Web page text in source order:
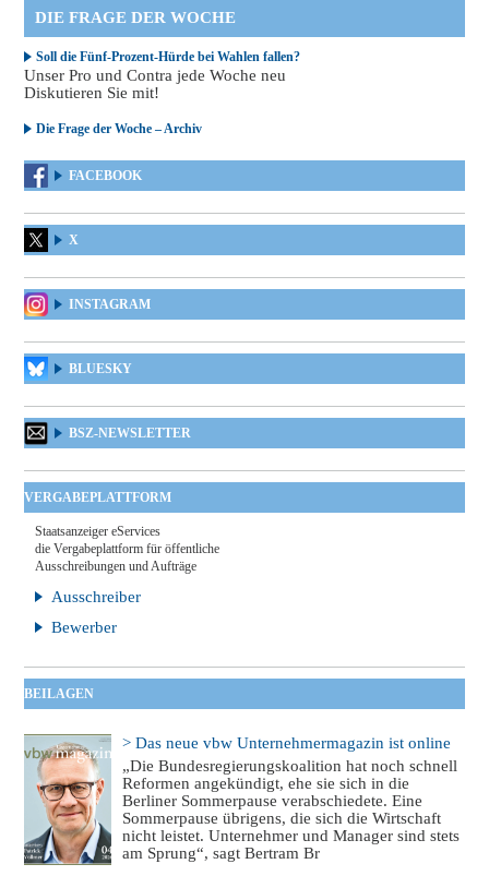
DIE FRAGE DER WOCHE
Soll die Fünf-Prozent-Hürde bei Wahlen fallen?
Unser Pro und Contra jede Woche neu
Diskutieren Sie mit!
Die Frage der Woche – Archiv
FACEBOOK
X
INSTAGRAM
BLUESKY
BSZ-NEWSLETTER
VERGABEPLATTFORM
Staatsanzeiger eServices
die Vergabeplattform für öffentliche
Ausschreibungen und Aufträge
Ausschreiber
Bewerber
BEILAGEN
> Das neue vbw Unternehmermagazin ist online
„Die Bundesregierungskoalition hat noch schnell
Reformen angekündigt, ehe sie sich in die
Berliner Sommerpause verabschiedete. Eine
Sommerpause übrigens, die sich die Wirtschaft
nicht leistet. Unternehmer und Manager sind stets
am Sprung“, sagt Bertram Br